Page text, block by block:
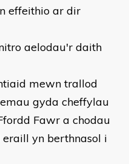
effeithio ar dir
aelodau'r daith
mewn trallod
gyda cheffylau
Fawr a chodau
yn berthnasol i